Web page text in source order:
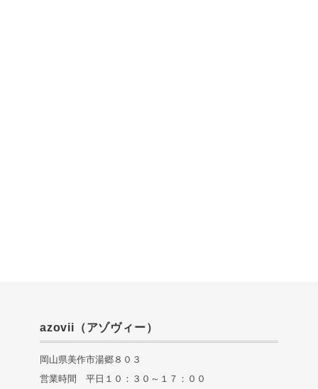
azovii（アゾヴィー）
岡山県美作市湯郷８０３
営業時間 平日１０：３０～１７：００